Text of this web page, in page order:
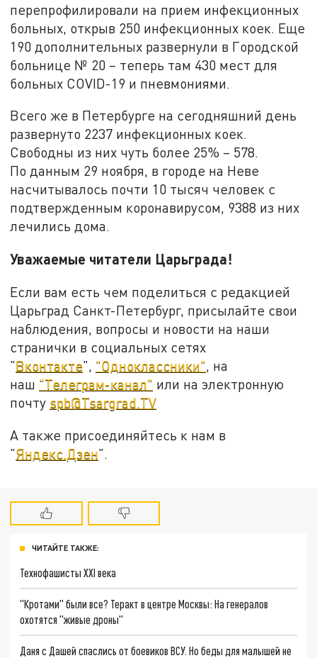
перепрофилировали на прием инфекционных
больных, открыв 250 инфекционных коек. Еще
190 дополнительных развернули в Городской
больнице № 20 – теперь там 430 мест для
больных COVID-19 и пневмониями.
Всего же в Петербурге на сегодняшний день
развернуто 2237 инфекционных коек.
Свободны из них чуть более 25% – 578.
По данным 29 ноября, в городе на Неве
насчитывалось почти 10 тысяч человек с
подтвержденным коронавирусом, 9388 из них
лечились дома.
Уважаемые читатели Царьграда!
Если вам есть чем поделиться с редакцией
Царьград Санкт-Петербург, присылайте свои
наблюдения, вопросы и новости на наши
странички в социальных сетях
"Вконтакте", "Одноклассники", на
наш "Телеграм-канал" или на электронную
почту spb@Tsargrad.TV
А также присоединяйтесь к нам в
"Яндекс.Дзен".
ЧИТАЙТЕ ТАКЖЕ:
Технофашисты XXI века
"Кротами" были все? Теракт в центре Москвы: На генералов
охотятся "живые дроны"
Даня с Дашей спаслись от боевиков ВСУ. Но беды для малышей не